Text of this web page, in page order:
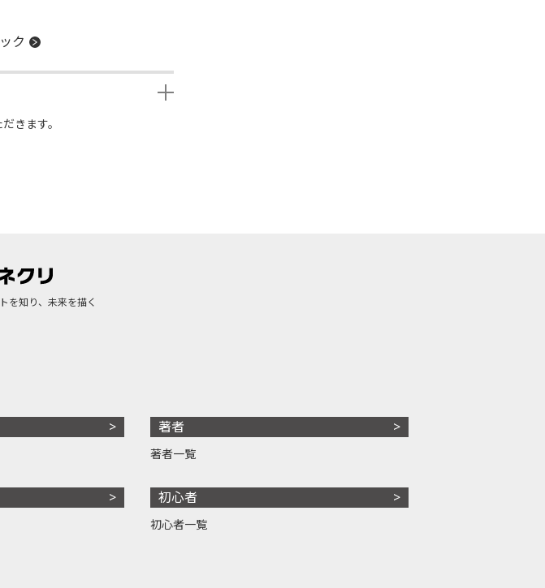
ク
きます。
を知り、未来を描く
著者
著者一覧
初心者
初心者一覧